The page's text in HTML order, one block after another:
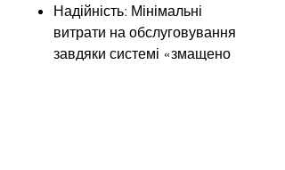
Надійність: Мінімальні
витрати на обслуговування
завдяки системі «змащено